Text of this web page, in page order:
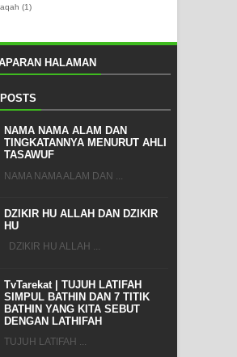
(1)
HALAMAN
NAMA NAMA ALAM DAN
TINGKATANNYA MENURUT AHLI
TASAWUF
NAMA NAMA ALAM DAN ...
DZIKIR HU ALLAH DAN DZIKIR
HU
DZIKIR HU ALLAH ...
TvTarekat | TUJUH LATIFAH
SIMPUL BATHIN DAN 7 TITIK
BATHIN YANG KITA SEBUT
DENGAN LATHIFAH
TUJUH LATIFAH ...